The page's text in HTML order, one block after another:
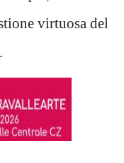
virtuosa del